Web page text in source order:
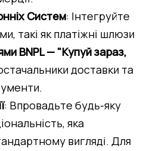
Систем: Інтегруйте
такі як платіжні шлюзи
BNPL — "Купуй зараз,
доставки та
: Впровадьте будь-яку
яка
вигляді. Для